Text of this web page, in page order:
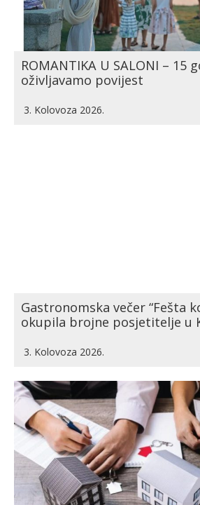
ROMANTIKA U SALONI – 15
oživljavamo povijest
3. Kolovoza 2026.
Gastronomska večer “Fešta
okupila brojne posjetitelje u
3. Kolovoza 2026.